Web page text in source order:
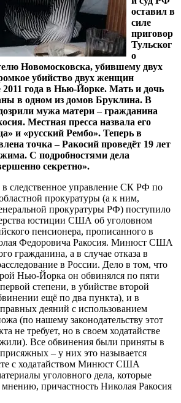
оставил в
силе
приговор
Тульског
о
Новомосковска, убившему двух
убийство двух женщин
2011 года в Нью-Йорке. Мать и дочь
в одном из домов Бруклина. В
мужа матери – гражданина
Местная пресса назвала его
и «русский Рембо». Теперь в
точка – Ракосий проведёт 19 лет
С подробностями дела
секретно».
в следственное управление СК РФ по
прокуратуры (а к ним,
прокуратуры РФ) поступило
юстиции США об уголовном
пенсионера, прописанного в
Федоровича Ракосия. Минюст США
гражданина, а в случае отказа в
в России. Дело в том, что
Нью-Йорка он обвинялся по пяти
степени, в убийстве второй
ещё по два пункта), и в
деяний с использованием
(по нашему законодательству этот
не требует, но в своем ходатайстве
Все обвинения были приняты в
– у них это называется
с ходатайством Минюст США
уголовного дела, которые
причастность Николая Ракосия